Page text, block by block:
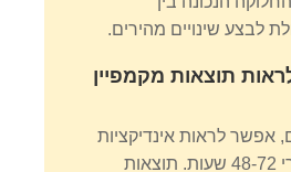
לבצע שינויים מהירים.
תוצאות מקמפיין
אפשר לראות אינדיקציות
ראשוניות כבר אחרי 48-72 שעות. תוצאות